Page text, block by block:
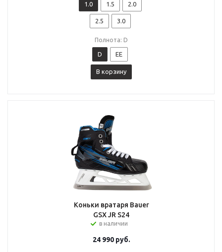
1.0 1.5 2.0
2.5 3.0
Полнота: D
D EE
В корзину
Коньки вратаря Bauer
GSX JR S24
в наличии
24 990руб.